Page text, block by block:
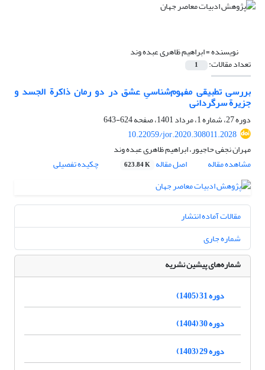
نویسنده =ابراهیم ظاهری عبده وند
تعداد مقالات: 1
بررسی تطبیقی مفهوم‌شناسیِ عشق در دو رمان ذاکرة الجسد و
جزیرة سرگردانی
دوره 27، شماره 1، مرداد 1401، صفحه
624-643
10.22059/jor.2020.308011.2028
مهران نجفی حاجیور، ابراهیم ظاهری عبده وند
مشاهده مقاله
اصل مقاله 623.84 K چکیده تفصیلی
مقالات آماده انتشار
شماره جاری
شماره‌های پیشین نشریه
دوره 31 (1405)
دوره 30 (1404)
دوره 29 (1403)